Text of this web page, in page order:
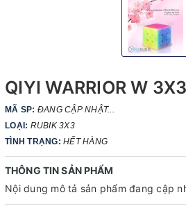
QIYI WARRIOR W
MÃ SP: ĐANG CẬP NHẬT...
LOẠI: RUBIK 3X3
TÌNH TRẠNG: HẾT HÀNG
THÔNG TIN SẢN PHẨM
Nội dung mô tả sản phẩm đang cập